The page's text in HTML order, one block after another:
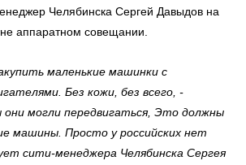
Челябинска Сергей Давыдов на
аппаратном совещании.
маленькие машинки с
Без кожи, без всего, -
они могли передвигаться, Это должны
машины. Просто у российских нет
сити-менеджера Челябинска Сергея